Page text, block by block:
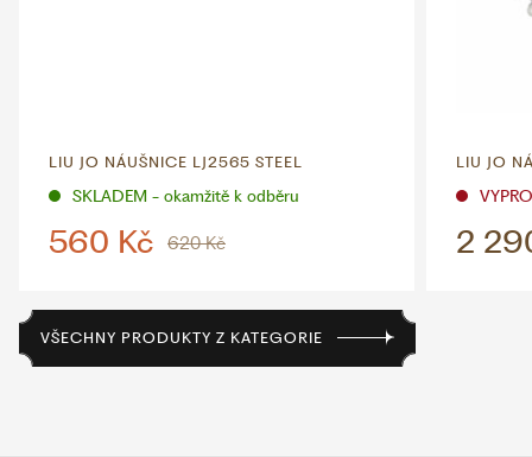
LIU JO NÁUŠNICE LJ2565 STEEL
SKLADEM - okamžitě k odběru
560 Kč 620 Kč
LIU JO
2
VŠECHNY PRODUKTY Z KATEGORIE